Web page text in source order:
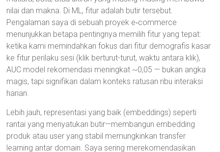
nilai dan makna. Di ML, fitur adalah butir tersebut.
Pengalaman saya di sebuah proyek e‑commerce
menunjukkan betapa pentingnya memilih fitur yang tepat:
ketika kami memindahkan fokus dari fitur demografis kasar
ke fitur perilaku sesi (klik berturut-turut, waktu antara klik),
AUC model rekomendasi meningkat ~0,05 — bukan angka
magis, tapi signifikan dalam konteks ratusan ribu interaksi
harian.
Lebih jauh, representasi yang baik (embeddings) seperti
rantai yang menyatukan butir—membangun embedding
produk atau user yang stabil memungkinkan transfer
learning antar domain. Saya sering merekomendasikan